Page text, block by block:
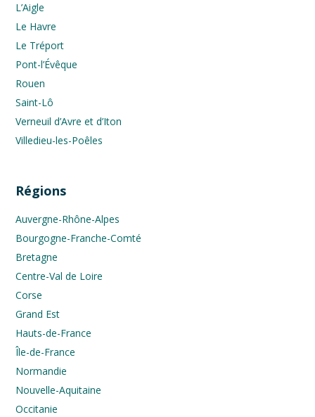
L’Aigle
Le Havre
Le Tréport
Pont-l’Évêque
Rouen
Saint-Lô
Verneuil d’Avre et d’Iton
Villedieu-les-Poêles
Régions
Auvergne-Rhône-Alpes
Bourgogne-Franche-Comté
Bretagne
Centre-Val de Loire
Corse
Grand Est
Hauts-de-France
Île-de-France
Normandie
Nouvelle-Aquitaine
Occitanie